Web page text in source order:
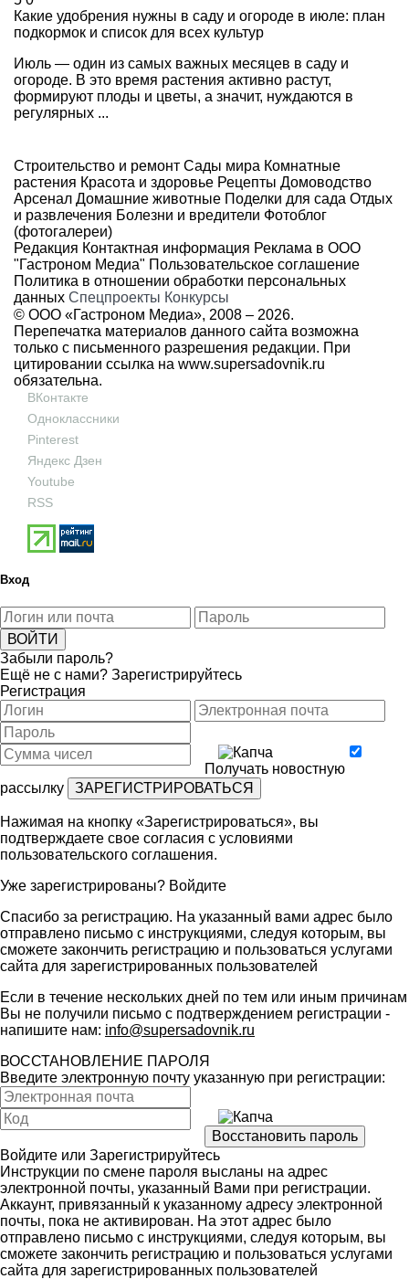
Какие удобрения нужны в саду и огороде в июле: план
подкормок и список для всех культур
Июль — один из самых важных месяцев в саду и
огороде. В это время растения активно растут,
формируют плоды и цветы, а значит, нуждаются в
регулярных ...
Строительство и ремонт Сады мира Комнатные
растения Красота и здоровье Рецепты Домоводство
Арсенал Домашние животные Поделки для сада Отдых
и развлечения Болезни и вредители Фотоблог
(фотогалереи)
Редакция Контактная информация Реклама в ООО
"Гастроном Медиа" Пользовательское соглашение
Политика в отношении обработки персональных
данных Спецпроекты Конкурсы
© ООО «Гастроном Медиа», 2008 – 2026.
Перепечатка материалов данного сайта возможна
только с письменного разрешения редакции. При
цитировании ссылка на www.supersadovnik.ru
обязательна.
ВКонтакте
Одноклассники
Pinterest
Яндекс Дзен
Youtube
RSS
Вход
Забыли пароль?
Ещё не с нами? Зарегистрируйтесь
Регистрация
Получать новостную
рассылку
Нажимая на кнопку «Зарегистрироваться», вы
подтверждаете свое согласия с условиями
пользовательского соглашения.
Уже зарегистрированы? Войдите
Спасибо за регистрацию. На указанный вами адрес было
отправлено письмо с инструкциями, следуя которым, вы
сможете закончить регистрацию и пользоваться услугами
сайта для зарегистрированных пользователей
Если в течение нескольких дней по тем или иным причинам
Вы не получили письмо с подтверждением регистрации -
напишите нам: info@supersadovnik.ru
ВОССТАНОВЛЕНИЕ ПАРОЛЯ
Введите электронную почту указанную при регистрации:
Войдите или Зарегистрируйтесь
Инструкции по смене пароля высланы на адрес
электронной почты, указанный Вами при регистрации.
Аккаунт, привязанный к указанному адресу электронной
почты, пока не активирован. На этот адрес было
отправлено письмо с инструкциями, следуя которым, вы
сможете закончить регистрацию и пользоваться услугами
сайта для зарегистрированных пользователей